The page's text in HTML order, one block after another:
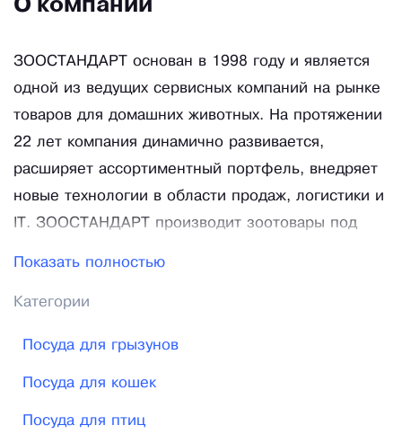
О компании
ЗООСТАНДАРТ основан в 1998 году и является
одной из ведущих сервисных компаний на рынке
товаров для домашних животных. На протяжении
22 лет компания динамично развивается,
расширяет ассортиментный портфель, внедряет
новые технологии в области продаж, логистики и
IT. ЗООСТАНДАРТ производит зоотовары под
рецептурам и сырью, безопасности и дизайну
продукты привлекательными для покупателя.
Сегодня мы предлагаем корма DogLunch,
Показать полностью
Категории
Посуда для грызунов
Посуда для кошек
Посуда для птиц